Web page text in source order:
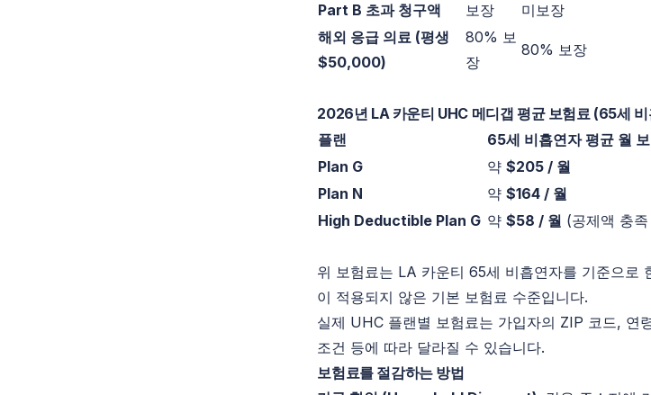
Part B 초과 청구액 보장 미보장
해외 응급 의료 (평생
$50,000)
80% 보
장
80% 보장
2026년 LA 카운티 UHC 메디갭 평균 보험료 (65세
플랜
65세 비흡연자 평균 월
Plan G
약$205 / 월
Plan N
약$164 / 월
High Deductible Plan G 약$58 / 월 (공제액 충
위 보험료는 LA 카운티 65세 비흡연자를 기준으로
이 적용되지 않은 기본 보험료 수준입니다.
실제 UHC 플랜별 보험료는 가입자의 ZIP 코드, 연
조건 등에 따라 달라질 수 있습니다.
보험료를 절감하는 방법